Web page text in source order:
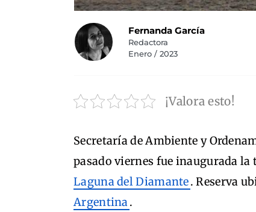
Fernanda García
Redactora
Enero / 2023
¡Valora esto!
Secretaría de Ambiente y
pasado viernes fue inaugurada
Laguna del Diamante. Reserva
Argentina.